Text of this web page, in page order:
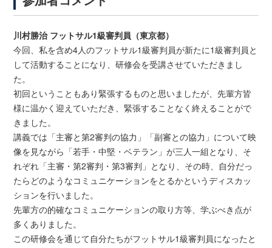
川村勝治 フットサル1級審判員（東京都）
今回、私を含め4人のフットサル1級審判員が新たに1級審判員と
して活動することになり、研修会を受講させていただきまし
た。
初回ということもあり緊張するものと思いましたが、先輩方皆
様に温かく迎えていただき、緊張することなく終えることがで
きました。
講義では「主審と第2審判の協力」「副審との協力」について映
像を見ながら「若手・中堅・ベテラン」が三人一組となり、そ
れぞれ「主審・第2審判・第3審判」となり、その時、自分だっ
たらどのようなコミュニケーションをとるかというディスカッ
ションを行いました。
先輩方の的確なコミュニケーションの取り方等、学ぶべき点が
多くありました。
この研修会を通じて自分たちがフットサル1級審判員になったと